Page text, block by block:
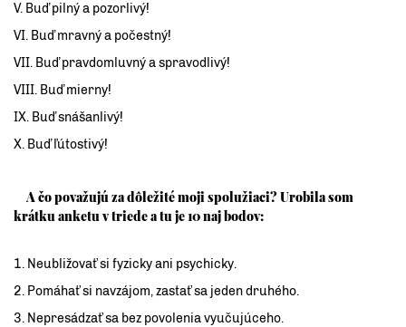
V. Buď pilný a pozorlivý!
VI. Buď mravný a počestný!
VII. Buď pravdomluvný a spravodlivý!
VIII. Buď mierny!
IX. Buď snášanlivý!
X. Buď ľútostivý!
A čo považujú za dôležité moji spolužiaci? Urobila som
krátku anketu v triede a tu je 10 naj bodov:
1. Neubližovať si fyzicky ani psychicky.
2. Pomáhať si navzájom, zastať sa jeden druhého.
3. Nepresádzať sa bez povolenia vyučujúceho.